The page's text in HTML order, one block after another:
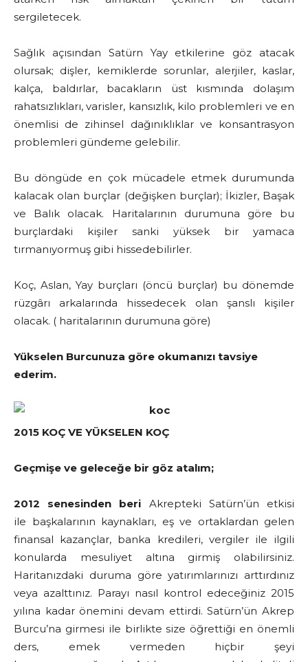
sergiletecek.
Sağlık açısından Satürn Yay etkilerine göz atacak
olursak; dişler, kemiklerde sorunlar, alerjiler, kaslar,
kalça, baldırlar, bacakların üst kısmında dolaşım
rahatsızlıkları, varisler, kansızlık, kilo problemleri ve en
önemlisi de zihinsel dağınıklıklar ve konsantrasyon
problemleri gündeme gelebilir.
Bu döngüde en çok mücadele etmek durumunda
kalacak olan burçlar (değişken burçlar); İkizler, Başak
ve Balık olacak. Haritalarının durumuna göre bu
burçlardaki kişiler sanki yüksek bir yamaca
tırmanıyormuş gibi hissedebilirler.
Koç, Aslan, Yay burçları (öncü burçlar) bu dönemde
rüzgârı arkalarında hissedecek olan şanslı kişiler
olacak. ( haritalarının durumuna göre)
Yükselen Burcunuza göre okumanızı tavsiye
ederim.
2015 KOÇ VE YÜKSELEN KOÇ
Geçmişe ve geleceğe bir göz atalım;
2012 senesinden beri Akrepteki Satürn’ün etkisi
ile başkalarının kaynakları, eş ve ortaklardan gelen
finansal kazançlar, banka kredileri, vergiler ile ilgili
konularda mesuliyet altına girmiş olabilirsiniz.
Haritanızdaki duruma göre yatırımlarınızı arttırdınız
veya azalttınız. Parayı nasıl kontrol edeceğiniz 2015
yılına kadar önemini devam ettirdi. Satürn’ün Akrep
Burcu’na girmesi ile birlikte size öğrettiği en önemli
ders, emek vermeden hiçbir şeyi